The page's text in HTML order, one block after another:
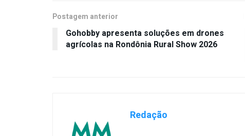
Postagem anterior
Gohobby apresenta soluções em drones
agrícolas na Rondônia Rural Show 2026
Redação